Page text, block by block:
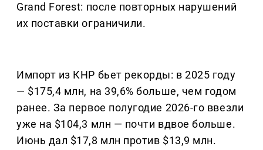
Grand Forest: после повторных нарушений
их поставки ограничили.
Импорт из КНР бьет рекорды: в 2025 году
— $175,4 млн, на 39,6% больше, чем годом
ранее. За первое полугодие 2026-го ввезли
уже на $104,3 млн — почти вдвое больше.
Июнь дал $17,8 млн против $13,9 млн.